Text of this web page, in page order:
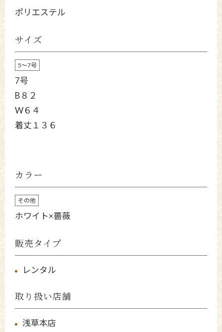
ポリエステル
サイズ
5～7号
7号
B８２
W６４
着丈１３６
カラー
その他
ホワイト×薔薇
販売タイプ
レンタル
取り扱い店舗
浅草本店